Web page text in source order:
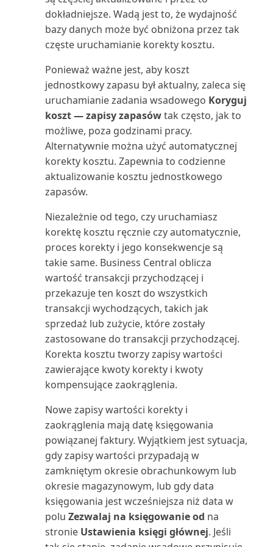
Zarządzanie intencją dostępu do
bazy danych w B...
Zarządzanie magazynem przez
usuwanie dokumentów...
Zarządzanie synchronizacją
danych głównych
Zarządzanie szyfrowaniem
danych | Microsoft Docs
Zarządzanie ustawieniami i
preferencjami użytko...
Zarządzanie użytkownikami i
rolami
Łączenie z Microsoft Dataverse
Środowiska piaskownicy
Opóźnione płatności
(Należności)
Plan kont zrównoważonego
rozwoju i księga
Planowanie zadań korygowania
i uzgadniania kosz...
Polecenie zapłaty SEPA w
Business Central
Porównanie z budżetem
Praca z okresami
obrachunkowymi i latami
obrach...
Praca z okresami zapasów
Praca z przeglądami
finansowymi w programie Exc...
Praca z przychodami cyklicznymi
Praca z raportowaniem Intrastat
Praca z wymiarami w celu
śledzenia i analizowan...
Przegląd finansowy
Przegląd przepływów
pieniężnych
Przeglądanie kont księgi
Używanie danych do tworzenia
aplikacji | Micros...
Używanie map online do
znajdowania lokalizacji ...
Używanie OCR do
przekształcania PDF w e-faktury
Używanie programu Excel do
importowania danych
Używanie przepływów Power
Automate w Business C...
Używanie przepływów pracy
zatwierdzania
Wielojęzyczne aplikacje Power BI
dla Business C...
Wprowadzanie zewnętrznych
numerów dokumentów
Wybór raportów w Business
Central
Wymiana danych
Wyszukiwanie kontaktów z
Microsoft Teams
Wyświetlanie i edytowanie w
programie Excel z B...
Wyświetlanie niestandardowych
raportów Power BI
Skrócona klawiaturowa
instrukcja obsługi: tylk...
Skróty klawiaturowe
Sortowanie, wyszukiwanie i
filtrowanie danych n...
Tworzenie serii numeracji
Tworzenie użytkowników
zgodnie z licencjami
Tworzenie zakładki do strony
lub raportu w cent...
Udostępnianie i eksportowanie
raportów za pomoc...
Uruchamianie i drukowanie
raportów w Business C...
Uruchamianie zadań
wsadowych i XMLportów
Uzgadnianie płatności z
rozszerzeniem Envestnet...
Używanie Business Central z
Outlookiem
Używanie kluczy alokacji w
dziennikach głównych
Lista środków trwałych (raport)
Miejsce użycia (najwyższy
Montaż na zamówienie:
Sprzedaż: informacje (r...
Nabywca: Lista 10
najważniejszych Excel (rapor...
Nabywca: podsumowanie
zamówień (raport)
Nabywca: Saldo do dnia (raport)
Nabywca: szczegóły zamówienia
(raport)
Nabywca: uproszczone
wiekowanie podsumowania (...
Nabywca: lista 10 najlepszych
(raport)
Nabywca: lista sprzedaży
Nabywca: potwierdzenie
płatności (raport)
Nabywca: szczegółowy bilans
próbny (raport)
Nabywca: zestawienie obrotów i
sald (raport)
dokładniejsze. Wadą jest to, że wydajność
bazy danych może być obniżona przez tak
częste uruchamianie korekty kosztu.
Ponieważ ważne jest, aby koszt
jednostkowy zapasu był aktualny, zaleca się
uruchamianie zadania wsadowego Koryguj
koszt — zapisy zapasówtak często, jak to
możliwe, poza godzinami pracy.
Alternatywnie można użyć automatycznej
korekty kosztu. Zapewnia to codzienne
aktualizowanie kosztu jednostkowego
zapasów.
Niezależnie od tego, czy uruchamiasz
korektę kosztu ręcznie czy automatycznie,
proces korekty i jego konsekwencje są
takie same. Business Central oblicza
wartość transakcji przychodzącej i
przekazuje ten koszt do wszystkich
transakcji wychodzących, takich jak
sprzedaż lub zużycie, które zostały
zastosowane do transakcji przychodzącej.
Korekta kosztu tworzy zapisy wartości
zawierające kwoty korekty i kwoty
kompensujące zaokrąglenia.
Nowe zapisy wartości korekty i
zaokrąglenia mają datę księgowania
powiązanej faktury. Wyjątkiem jest sytuacja,
gdy zapisy wartości przypadają w
zamkniętym okresie obrachunkowym lub
okresie magazynowym, lub gdy data
księgowania jest wcześniejsza niż data w
polu Zezwalaj na księgowanie od na
stronie Ustawienia księgi głównej. Jeśli